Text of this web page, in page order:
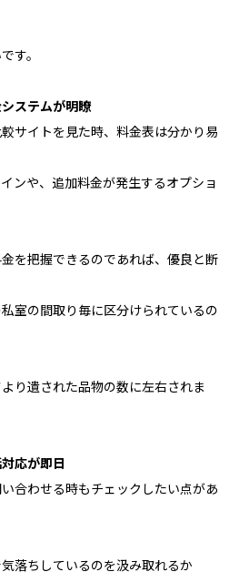
す。
ステムが明瞭
サイトを見た時、料金表は分かり易
ンや、追加料金が発生するオプショ
を把握できるのであれば、優良と断
室の間取り毎に区分けられているの
り遺された品物の数に左右されま
応が即日
合わせる時もチェックしたい点があ
落ちしているのを汲み取れるか